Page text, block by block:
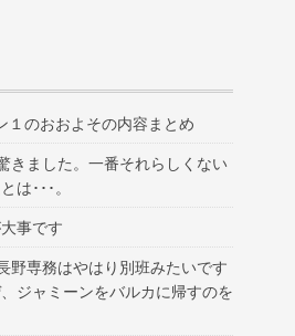
１のおおよその内容まとめ
きました。一番それらしくない
は･･･。
事です
野専務はやはり別班みたいです
ジャミーンをバルカに帰すのを